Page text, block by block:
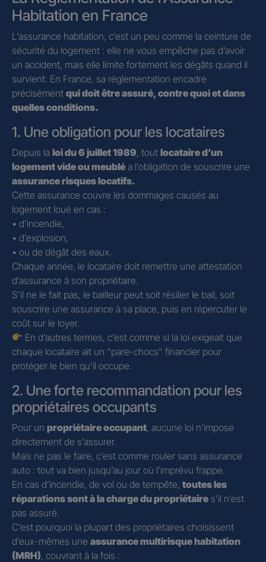
Habitation en France
L’assurance habitation, c’est un peu comme la ceinture de
sécurité du logement : elle ne vous empêche pas d’avoir
un accident, mais elle limite fortement les dégâts quand il
survient. En France, sa réglementation encadre
précisément qui doit être assuré, contre quoi et dans
quelles conditions.
1. Une obligation pour les locataires
Depuis la loi du 6 juillet 1989, tout locataire d’un
logement vide ou meublé a l’obligation de souscrire une
assurance risques locatifs.
Cette assurance couvre les dommages causés au
logement loué en cas :
• d’incendie,
• d’explosion,
• ou de dégât des eaux.
Chaque année, le locataire doit remettre une attestation
d’assurance à son propriétaire.
S’il ne le fait pas, le bailleur peut soit résilier le bail, soit
souscrire une assurance à sa place, puis en répercuter le
coût sur le loyer.
En d’autres termes, c’est comme si la loi exigeait que
chaque locataire ait un “pare-chocs” financier pour
protéger le bien qu’il occupe.
2. Une forte recommandation pour les
propriétaires occupants
Pour un propriétaire occupant, aucune loi n’impose
directement de s’assurer.
Mais ne pas le faire, c’est comme rouler sans assurance
auto : tout va bien jusqu’au jour où l’imprévu frappe.
En cas d’incendie, de vol ou de tempête, toutes les
réparations sont à la charge du propriétaire s’il n’est
pas assuré.
C’est pourquoi la plupart des propriétaires choisissent
d’eux-mêmes une assurance multirisque habitation
(MRH), couvrant à la fois :